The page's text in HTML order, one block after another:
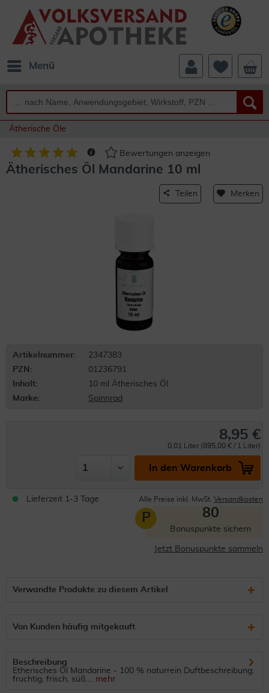
Menü
Ätherische Öle
Bewertungen anzeigen
Ätherisches Öl Mandarine 10 ml
Teilen Merken
Artikelnummer:
2347383
PZN:
01236791
Inhalt:
10 ml Ätherisches Öl
Marke:
Spinnrad
8,95 €
0.01 Liter (895,00 € / 1 Liter)
In den Warenkorb
Lieferzeit 1-3 Tage Alle Preise inkl. MwSt. Versandkosten
P 80
Bonuspunkte sichern
Jetzt Bonuspunkte sammeln
Verwandte Produkte zu diesem Artikel
Von Kunden häufig mitgekauft
Beschreibung
Etherisches Öl Mandarine - 100 % naturrein Duftbeschreibung:
fruchtig, frisch, süß.... mehr